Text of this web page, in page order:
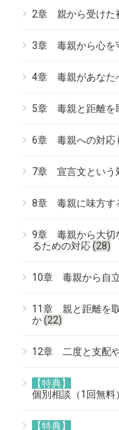
2章 親から受けた
3章 毒親から心を
4章 毒親があなた
5章 毒親と距離を
6章 毒親への対応
7章 宣言文という
8章 毒親に味方す
9章 毒親から大切
るための対応(28)
10章 毒親から自
11章 親と距離を
か(22)
12章 二度と支配
【特典】
個別相談（1回無料
【特典】